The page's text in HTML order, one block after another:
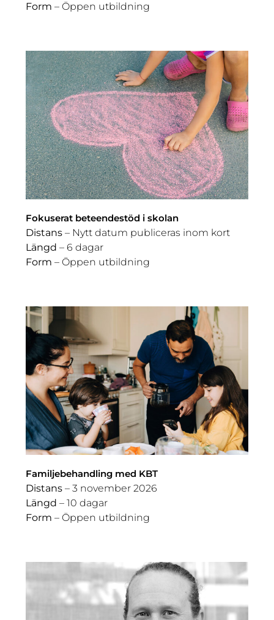
Form – Öppen utbildning
Fokuserat beteendestöd i skolan
Distans– Nytt datum publiceras inom kort
Längd – 6 dagar
Form – Öppen utbildning
Familjebehandling med KBT
Distans– 3 november 2026
Längd – 10 dagar
Form – Öppen utbildning